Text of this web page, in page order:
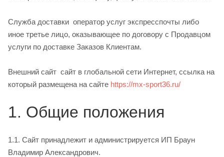
Служба доставки ­ оператор услуг экспресс­почты либо
иное третье лицо, оказывающее по договору с Продавцом
услуги по доставке Заказов Клиентам.
Внешний сайт ­ сайт в глобальной сети Интернет, ссылка на
который размещена на сайте https://mx-sport36.ru/
1. Общие положения
1.1. Сайт принадлежит и администрируется ИП Браун
Владимир Александрович.